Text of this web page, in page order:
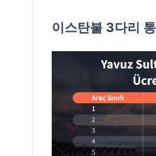
이스탄불 3다리